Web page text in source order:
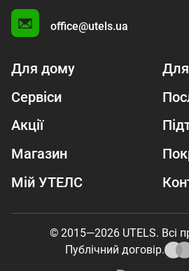
office@utels.ua
Для дому
Для
Сервіси
Акції
Магазин
Мій УТЕЛС
© 2015—2026 UTELS. Всі
Публічний договір.